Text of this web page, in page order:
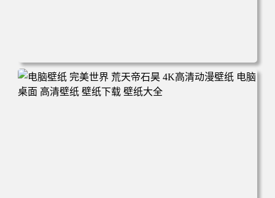
电脑壁纸 动漫 无限 罗小黑 罗小黑战记 罗小黑战记2 风息
鹿野师姐 电脑桌面 高清壁纸 壁纸下载 壁纸大全